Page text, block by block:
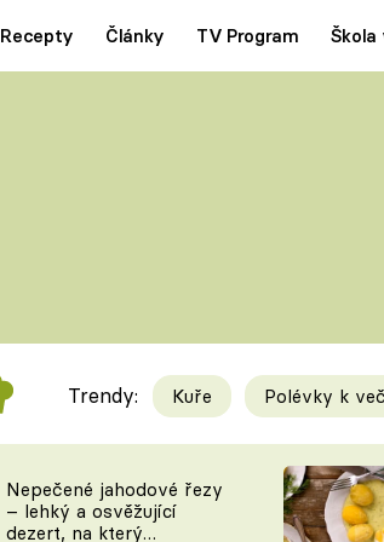
Recepty Články TV Program Škola
Videorecepty
TEĎ VAŘÍ ŠÉF!
Trendy: Kuře Polévky k
Nepečené jahodové řezy
– lehký a osvěžující
dezert, na který